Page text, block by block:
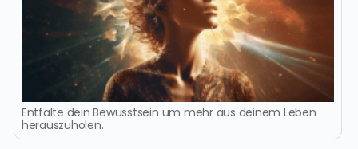
Entfalte dein Bewusstsein um mehr aus deinem Leben
herauszuholen.